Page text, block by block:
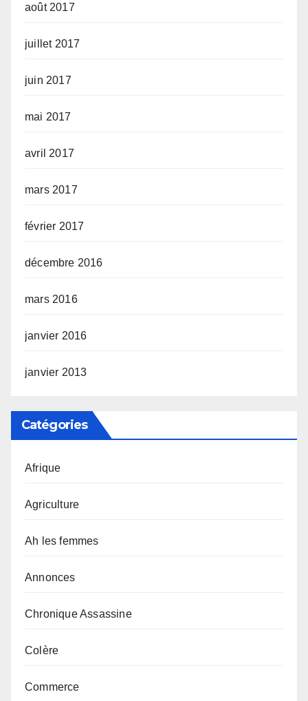
août 2017
juillet 2017
juin 2017
mai 2017
avril 2017
mars 2017
février 2017
décembre 2016
mars 2016
janvier 2016
janvier 2013
Catégories
Afrique
Agriculture
Ah les femmes
Annonces
Chronique Assassine
Colère
Commerce